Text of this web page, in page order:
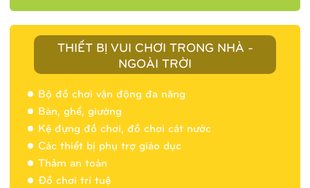
THIẾT BỊ VUI CHƠI TRONG NHÀ -
NGOÀI TRỜI
Bộ đồ chơi vận động đa năng
Bàn, ghế, giường
Kệ đựng đồ chơi, đồ chơi cát nước
Các thiết bị phụ trợ giáo dục
Thảm an toàn
Đồ chơi trí tuệ
Nhà banh 9H5404